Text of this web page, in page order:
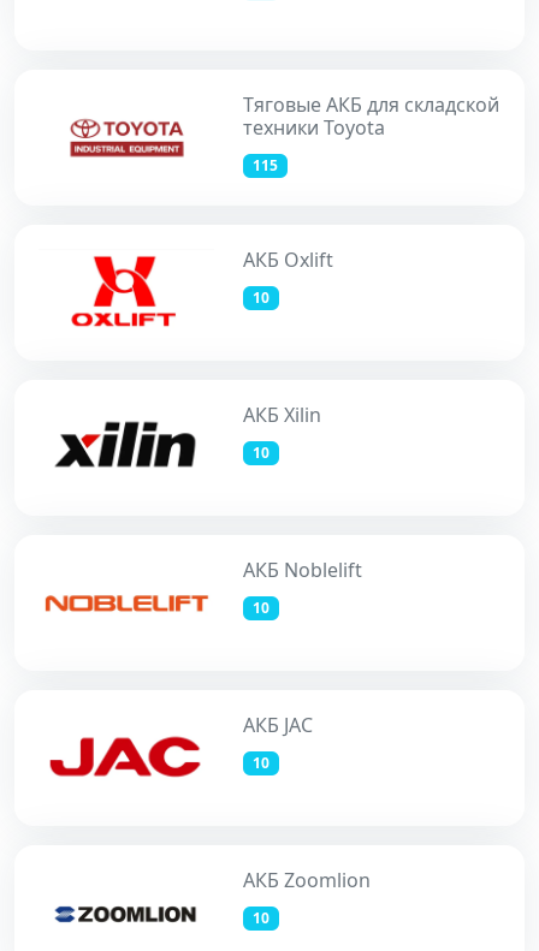
Тяговые АКБ для складской
техники Toyota
115
АКБ Oxlift
10
АКБ Xilin
10
АКБ Noblelift
10
АКБ JAC
10
АКБ Zoomlion
10